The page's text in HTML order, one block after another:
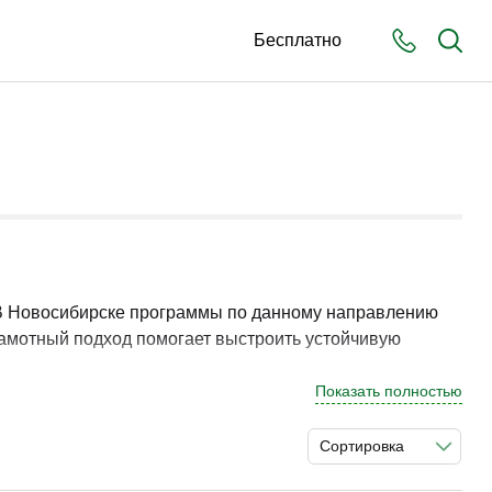
Бесплатно
Новосибирске программы по данному направлению
подход помогает выстроить устойчивую
Показать полностью
Сортировка